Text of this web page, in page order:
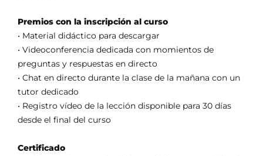
Premios con la inscripción al curso
• Material didáctico para descargar
• Videoconferencia dedicada con momientos de
preguntas y respuestas en directo
• Chat en directo durante la clase de la mañana con un
tutor dedicado
• Registro vídeo de la lección disponible para 30 días
desde el final del curso
Certificado